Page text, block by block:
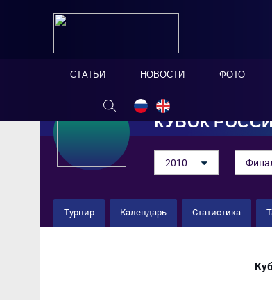
СТАТЬИ НОВОСТИ ФОТО
КУБОК
2010
Турнир Календарь Статистика